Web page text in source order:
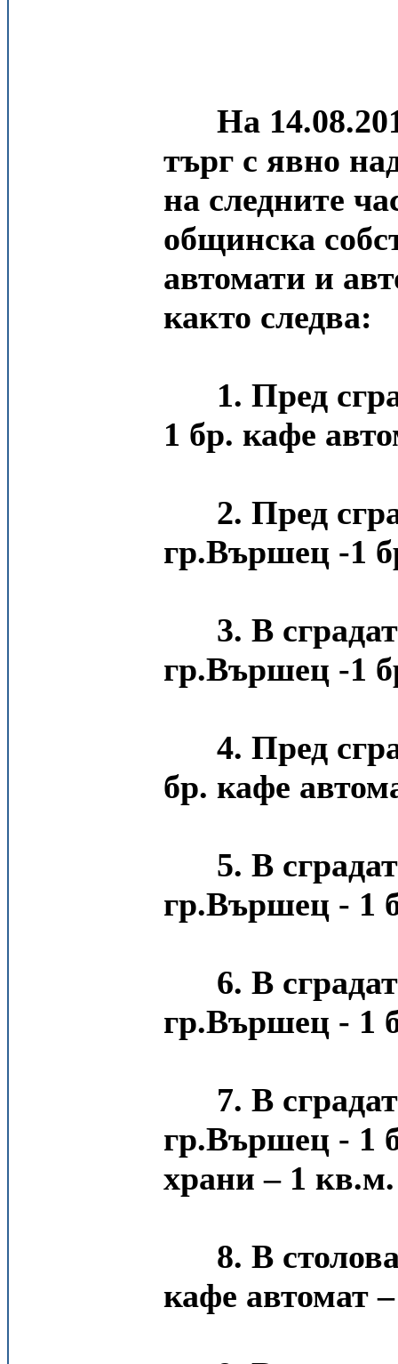
На
търг с явно
на следните
общинска
автомати и
както следва:
1. Пред
1 бр. кафе
2. Пред
гр.Вършец -1
3. В
гр.Вършец -1
4. Пред
бр. кафе
5. В
гр.Вършец - 1
6. В
гр.Вършец - 1
7. В
гр.Вършец - 1
храни – 1 кв.м.
8. В
кафе автомат